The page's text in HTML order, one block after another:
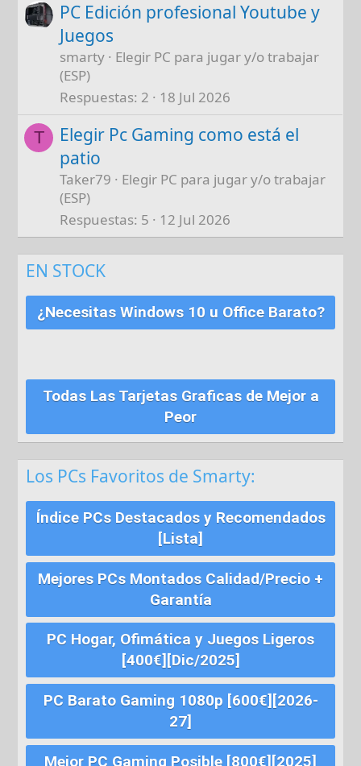
PC Edición profesional Youtube y
Juegos
smarty
Elegir PC para jugar y/o trabajar
(ESP)
Respuestas 2 18 Jul 2026
T
Elegir Pc Gaming como está el
patio
Taker79
Elegir PC para jugar y/o trabajar
(ESP)
Respuestas 5 12 Jul 2026
EN STOCK
¿Necesitas Windows 10 u Office Barato?
Todas Las Tarjetas Graficas de Mejor a
Peor
Los PCs Favoritos de Smarty:
Índice PCs Destacados y Recomendados
[Lista]
Mejores PCs Montados Calidad/Precio +
Garantía
PC Hogar, Ofimática y Juegos Ligeros
[400€][Dic/2025]
PC Barato Gaming 1080p [600€][2026-
27]
Mejor PC Gaming Posible [800€][2025]